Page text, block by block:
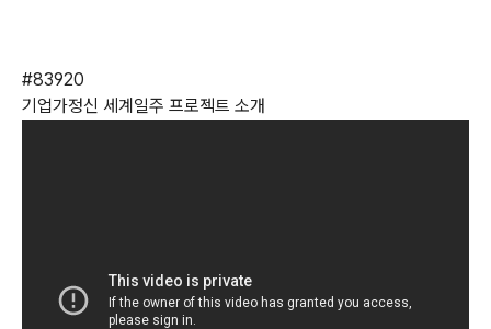
#83920
기업가정신 세계일주 프로젝트 소개